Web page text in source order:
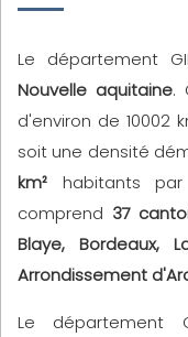
Le département
Nouvelle aquitaine.
d'environ de 10002
soit une densité
km² habitants par
comprend 37
Blaye, Bordeaux,
Arrondissement
Le département